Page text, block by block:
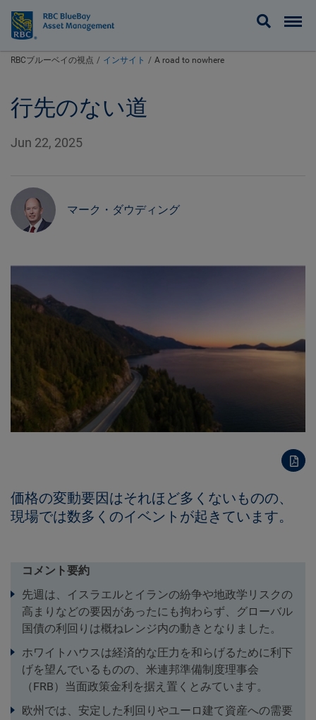
BlueBay
RBCブルーベイの視点 インサイト A road to nowhere
行先のない道
Jun 22, 2025
マーク・ダウディング
価格の変動要因はそれほど多くないものの、
現場では数多くのイベントが起きています。
コメント要約
先週は、イスラエルとイランの紛争や地政学リスクの
高まりなどの要因があったにも拘わらず、グローバル
国債の利回りは概ねレンジ内の動きとなりました。
ホワイトハウスは経済的な圧力を和らげるために利下
げを望んでいるものの、米連邦準備制度理事会
（FRB）当面政策金利を据え置くとみています。
欧州では、安定した利回りやユーロ建て資産への需要